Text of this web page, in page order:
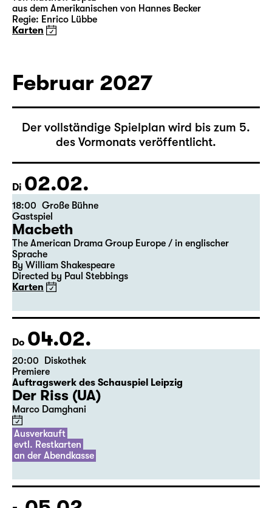
15:00 Große Bühne
Das Vermächtnis
(The Inheritance)
Karten
Februar 2027
Der vollständige Spielplan wird bis zum 5.
des Vormonats veröffentlicht.
Di 02.02.
18:00 Große Bühne
Gastspiel
Macbeth
The American Drama Group Europe / in englischer
By William Shakespeare
Directed by Paul Stebbings
Karten
Do 04.02.
20:00 Diskothek
Premiere
Auftragswerk des Schauspiel Leipzig
Der Riss (UA)
Marco Damghani
Ausverkauft
evtl. Restkarten
an der Abendkasse